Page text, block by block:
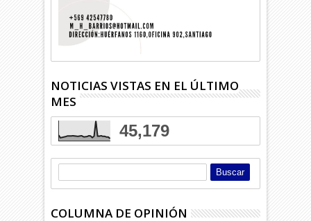
NOTICIAS VISTAS EN EL ÚLTIMO
MES
45,179
COLUMNA DE OPINIÓN